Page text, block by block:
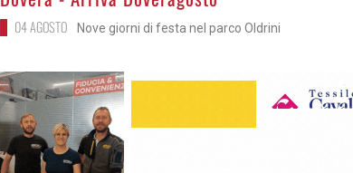
04 AGOSTO Nove giorni di festa nel parco Oldrini